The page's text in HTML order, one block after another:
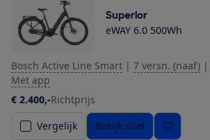
Superior
eWAY 6.0 500Wh
Bosch Active Line Smart | 7 versn. (naaf) |
Met app
€ 2.400,-Richtprijs
Vergelijk
Bekijk snel